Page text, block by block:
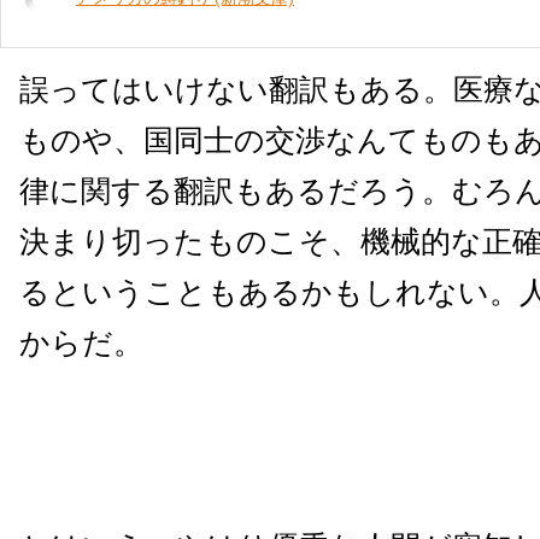
誤ってはいけない翻訳もある。医療
ものや、国同士の交渉なんてものも
律に関する翻訳もあるだろう。むろ
決まり切ったものこそ、機械的な正
るということもあるかもしれない。
からだ。